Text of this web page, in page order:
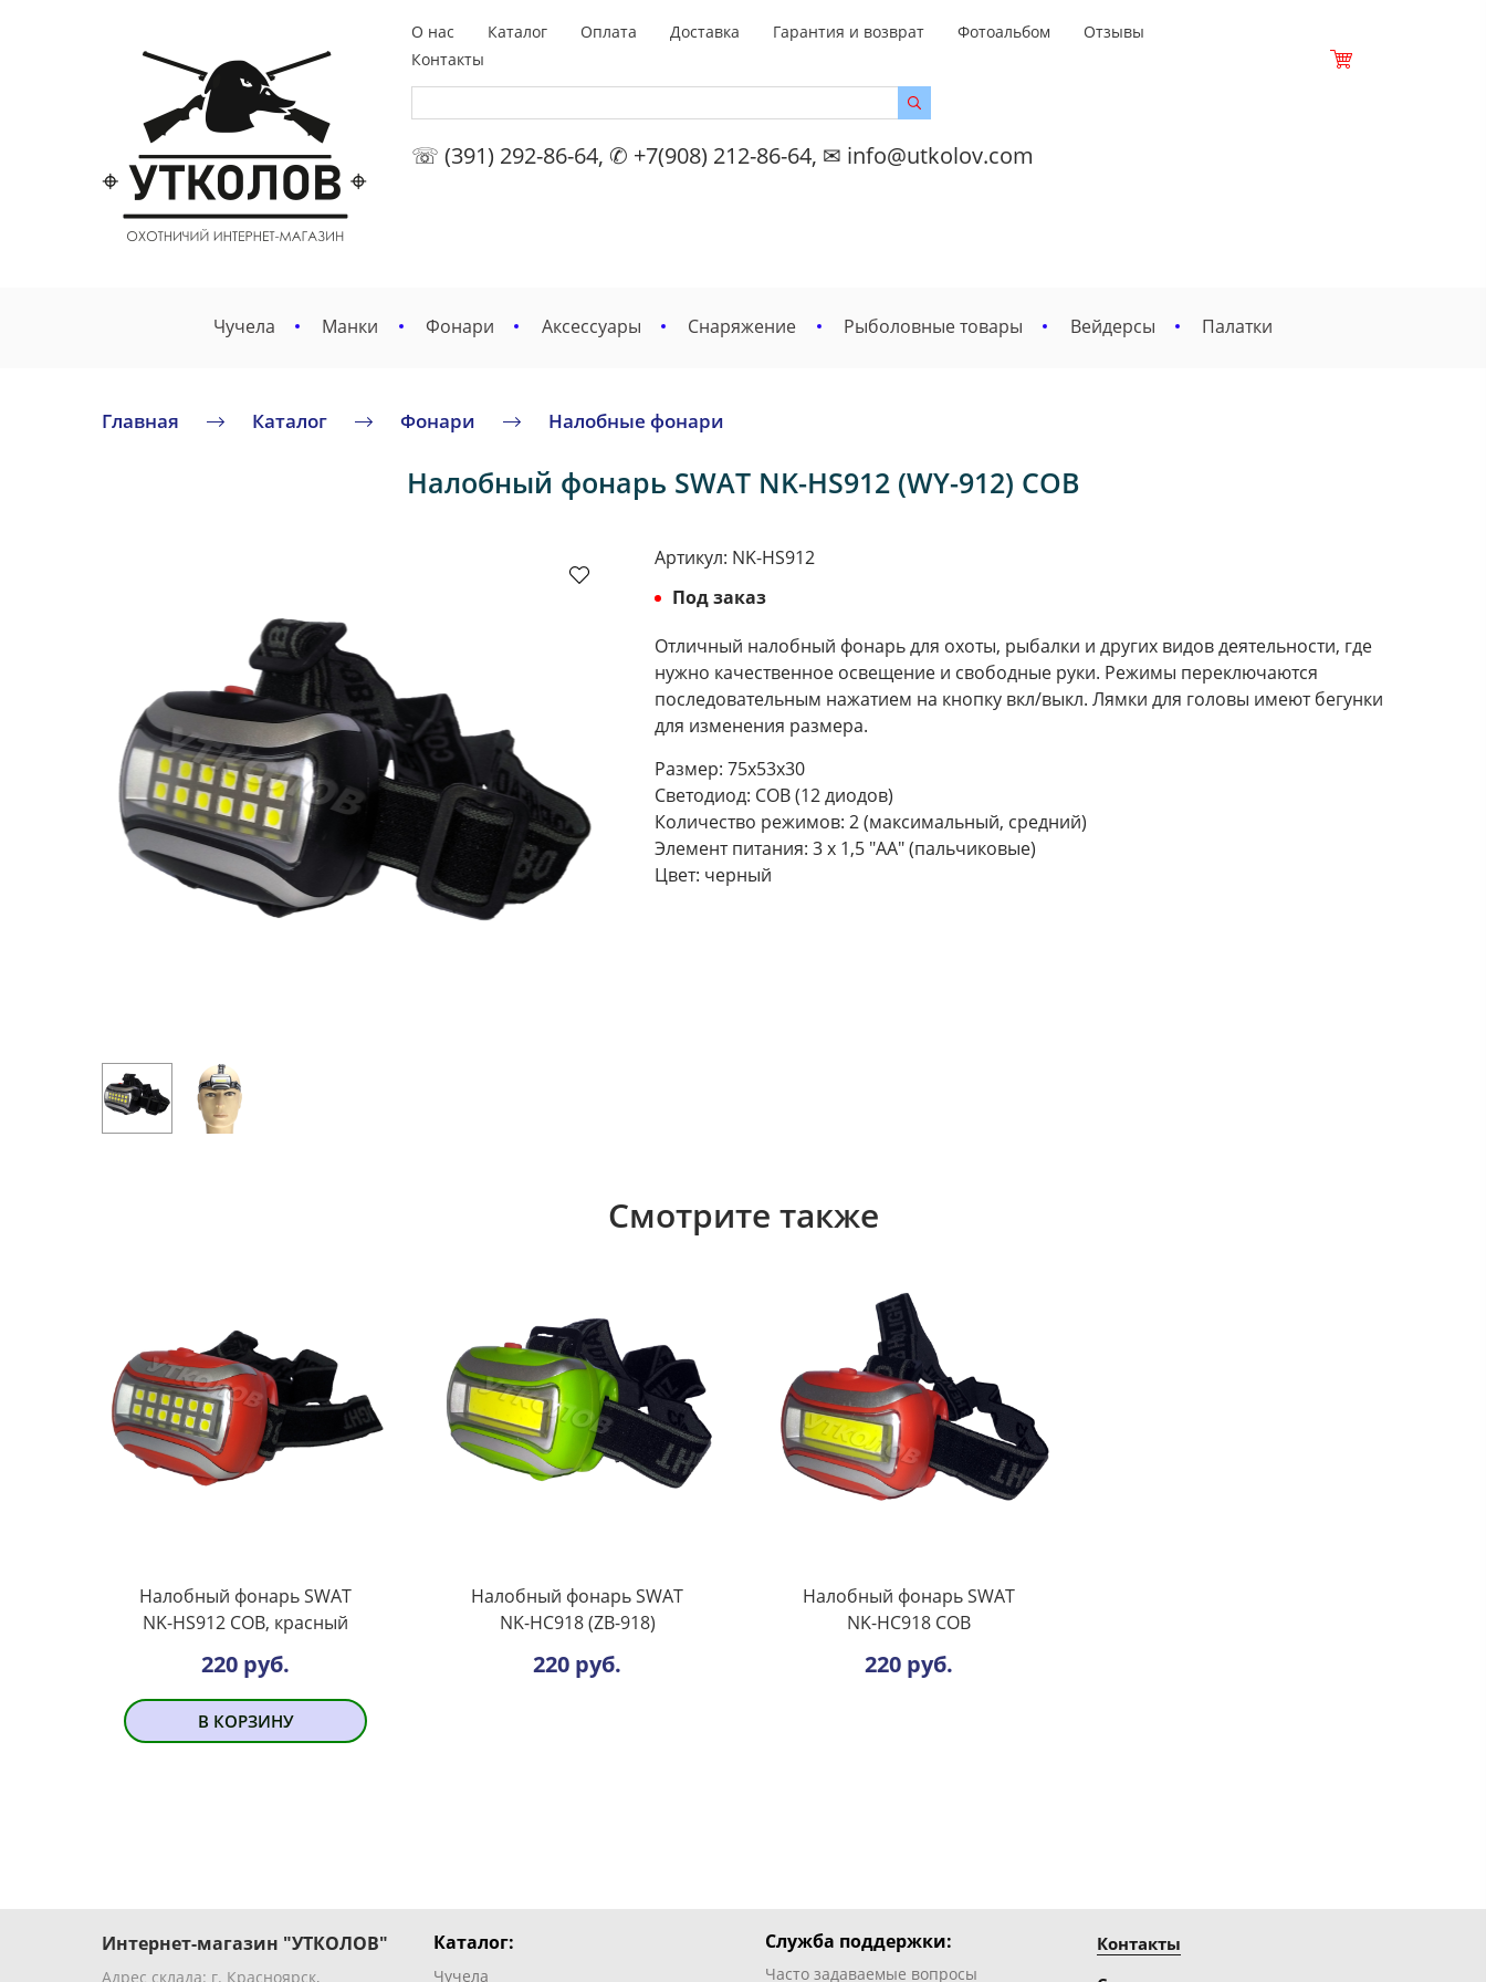
О нас Каталог Оплата Доставка Гарантия и возврат Фотоальбом
Отзывы
Контакты
☏ (391) 292-86-64, ✆ +7(908) 212-86-64, ✉ info@utkolov.com
Чучела Манки Фонари Аксессуары Снаряжение Рыболовные товары Вейдерсы Палатки
Главная Каталог Фонари Налобные фонари
Налобный фонарь SWAT NK-HS912 (WY-912) COB
Артикул: NK-HS912
Под заказ
Отличный налобный фонарь для охоты, рыбалки и других видов деятельности, где
нужно качественное освещение и свободные руки. Режимы переключаются
последовательным нажатием на кнопку вкл/выкл. Лямки для головы имеют бегунки
для изменения размера.
Размер: 75х53х30
Светодиод: СОВ (12 диодов)
Количество режимов: 2 (максимальный, средний)
Элемент питания: 3 х 1,5 "АА" (пальчиковые)
Цвет: черный
Смотрите также
Налобный фонарь SWAT
NK-HS912 COB, красный
220 руб.
В КОРЗИНУ
Налобный фонарь SWAT
NK-HC918 (ZB-918)
220 руб.
Налобный фонарь SWAT
NK-HC918 COB
220 руб.
Интернет-магазин "УТКОЛОВ"
Адрес склада: г. Красноярск,
Каталог:
Чучела
Служба поддержки:
Часто задаваемые вопросы
Контакты